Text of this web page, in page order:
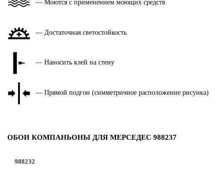
— Моются с применением моющих средств
— Достаточная светостойкость
— Наносить клей на стену
— Прямой подгон (симметричное расположение рисунка)
ОБОИ КОМПАНЬОНЫ ДЛЯ МЕРСЕДЕС 988237
988232